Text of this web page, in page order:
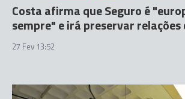
Costa afirma que Seguro é
sempre" e irá preservar relações
27 Fev 13:52